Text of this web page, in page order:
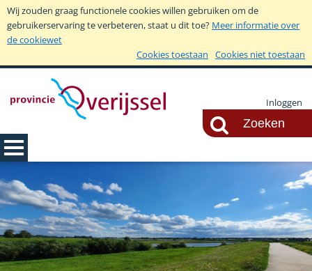
Wij zouden graag functionele cookies willen gebruiken om de
gebruikerservaring te verbeteren, staat u dit toe? Meer informatie over
de cookiewet
Cookies toestaan
Cookies niet toestaan
Inloggen